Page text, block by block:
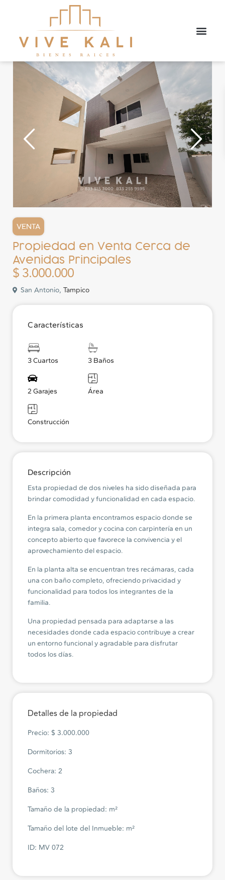
VENTA
Propiedad en Venta Cerca de
Avenidas Principales
$ 3.000.000
San Antonio, Tampico
Características
3 Cuartos 3 Baños
2 Garajes Área
Construcción
Descripción
Esta propiedad de dos niveles ha sido diseñada para
brindar comodidad y funcionalidad en cada espacio.
En la primera planta encontramos espacio donde se
integra sala, comedor y cocina con carpintería en un
concepto abierto que favorece la convivencia y el
aprovechamiento del espacio.
En la planta alta se encuentran tres recámaras, cada
una con baño completo, ofreciendo privacidad y
funcionalidad para todos los integrantes de la
familia.
Una propiedad pensada para adaptarse a las
necesidades donde cada espacio contribuye a crear
un entorno funcional y agradable para disfrutar
todos los días.
Detalles de la propiedad
Precio: $ 3.000.000
Dormitorios: 3
Cochera: 2
Baños: 3
Tamaño de la propiedad: m²
Tamaño del lote del Inmueble: m²
ID: MV 072